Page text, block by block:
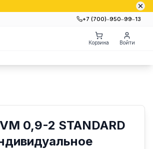
+7 (700)‒950‒99‒13
Корзина Войти
0,9-2 STANDARD